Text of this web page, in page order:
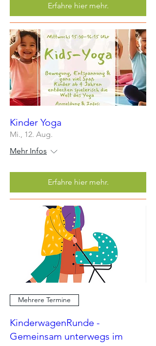
Erfahre hier mehr.
Kinder Yoga
Mi., 12. Aug.
Mehr Infos
Erfahre hier mehr.
Mehrere Termine
KinderwagenRunde -
Gemeinsam unterwegs im